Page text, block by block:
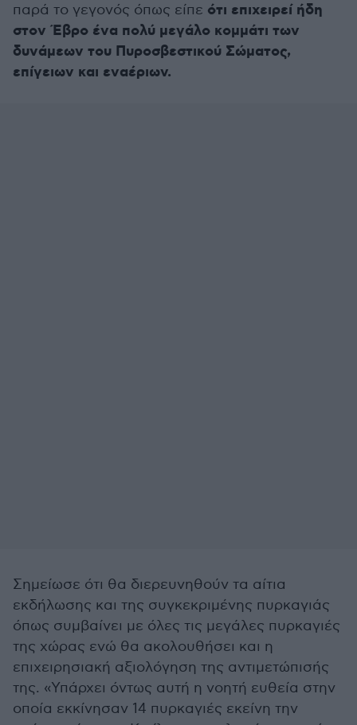
παρά το γεγονός όπως είπε ότι επιχειρεί ήδη
στον Έβρο ένα πολύ μεγάλο κομμάτι των
δυνάμεων του Πυροσβεστικού Σώματος,
επίγειων και εναέριων.
Σημείωσε ότι θα διερευνηθούν τα αίτια
εκδήλωσης και της συγκεκριμένης πυρκαγιάς
όπως συμβαίνει με όλες τις μεγάλες πυρκαγιές
της χώρας ενώ θα ακολουθήσει και η
επιχειρησιακή αξιολόγηση της αντιμετώπισής
της. «Υπάρχει όντως αυτή η νοητή ευθεία στην
οποία εκκίνησαν 14 πυρκαγιές εκείνη την